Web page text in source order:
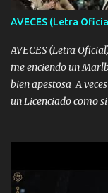
AVECES (Letra
AVECES (Letra
me enciendo un
bien apestosa A
un Licenciado como
corriente no quieren
A veces me pongo